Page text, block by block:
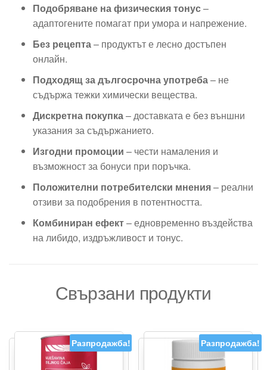
Подобряване на физическия тонус–
адаптогените помагат при умора и напрежение.
Без рецепта– продуктът е лесно достъпен
онлайн.
Подходящ за дългосрочна употреба– не
съдържа тежки химически вещества.
Дискретна покупка– доставката е без външни
указания за съдържанието.
Изгодни промоции – чести намаления и
възможност за бонуси при поръчка.
Положителни потребителски мнения– реални
отзиви за подобрения в потентността.
Комбиниран ефект– едновременно въздейства
на либидо, издръжливост и тонус.
Свързани продукти
Разпродажба! Разпродажба!